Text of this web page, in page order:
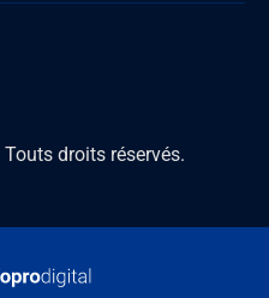
droits réservés.